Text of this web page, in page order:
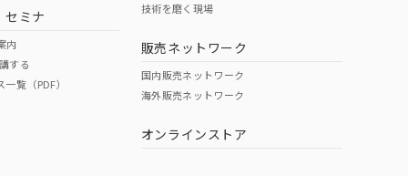
O O
ページへ
ください
セミナ
内
する
覧（PDF）
技術を磨く現場
販売ネットワーク
国内販売ネットワーク
海外販売ネットワーク
オンラインストア